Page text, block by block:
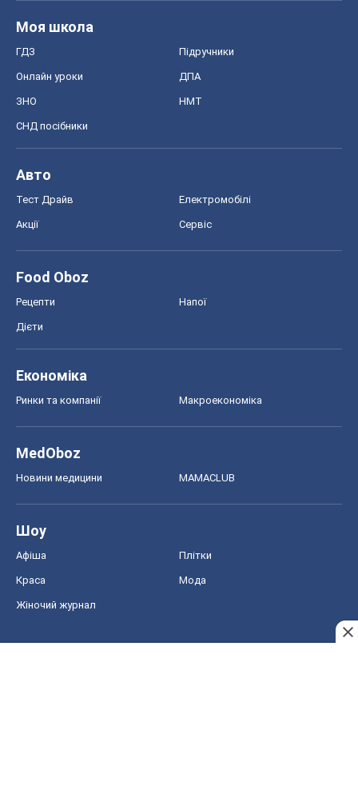
Моя школа
ГДЗ Підручники
Онлайн уроки ДПА
ЗНО НМТ
СНД посібники
Авто
Тест Драйв Електромобілі
Акції Сервіс
Food Oboz
Рецепти Напої
Дієти
Економіка
Ринки та компанії Макроекономіка
MedOboz
Новини медицини MAMACLUB
Шоу
Афіша Плітки
Краса Мода
Жіночий журнал